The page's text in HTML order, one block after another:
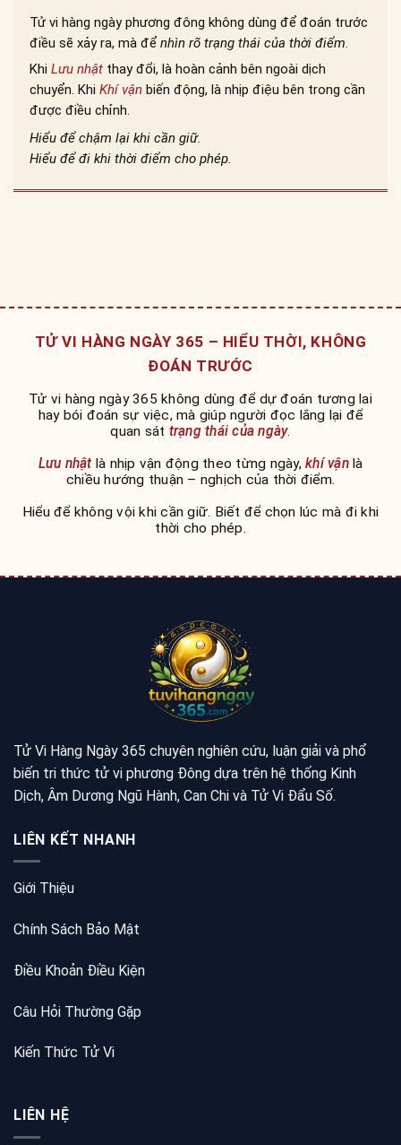
Tử vi hàng ngày phương đông không dùng để đoán trước
điều sẽ xảy ra, mà đểnhìn rõ trạng thái của thời điểm
Khi Lưu nhật thay đổi, là hoàn cảnh bên ngoài dịch
chuyển. Khi Khí vận biến động, là nhịp điệu bên trong cần
được điều chỉnh.
Hiểu để chậm lại khi cần giữ.
Hiểu để đi khi thời điểm cho phép.
TỬ VI HÀNG NGÀY 365 – HIỂU THỜI, KHÔNG
ĐOÁN TRƯỚC
Tử vi hàng ngày 365 không dùng để dự đoán tương lai
hay bói đoán sự việc, mà giúp người đọc lắng lại để
quan sát trạng thái của ngày.
Lưu nhậtlà nhịp vận động theo từng ngày, khí vậnlà
chiều hướng thuận – nghịch của thời điểm.
Hiểu để không vội khi cần giữ. Biết để chọn lúc mà đi khi
thời cho phép.
Tử Vi Hàng Ngày 365 chuyên nghiên cứu, luận giải và phổ
biến tri thức tử vi phương Đông dựa trên hệ thống Kinh
Dịch, Âm Dương Ngũ Hành, Can Chi và Tử Vi Đẩu Số.
LIÊN KẾT NHANH
Giới Thiệu
Chính Sách Bảo Mật
Điều Khoản Điều Kiện
Câu Hỏi Thường Gặp
Kiến Thức Tử Vi
LIÊN HỆ